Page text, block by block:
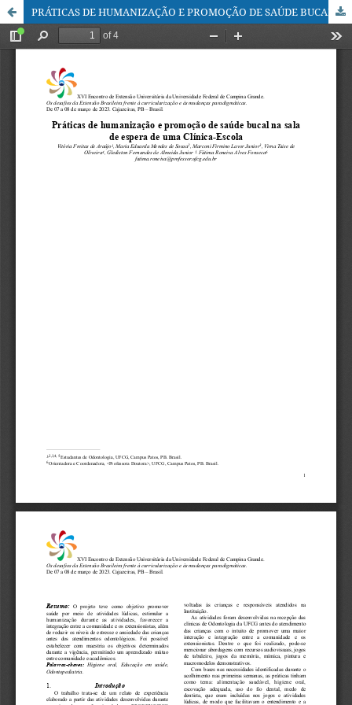
PRÁTICAS DE HUMANIZAÇÃO E PROMOÇÃO DE SAÚDE BUCAL NA SALA DE ESPERA DE UMA CLÍNICA-ESCOLA